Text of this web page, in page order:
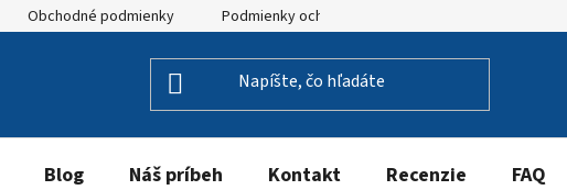
Obchodné podmienky Podmienky ochrany osobných údajov
Blog Náš príbeh Kontakt Recenzie FAQ